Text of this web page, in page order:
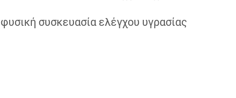
φυσική συσκευασία ελέγχου υγρασίας